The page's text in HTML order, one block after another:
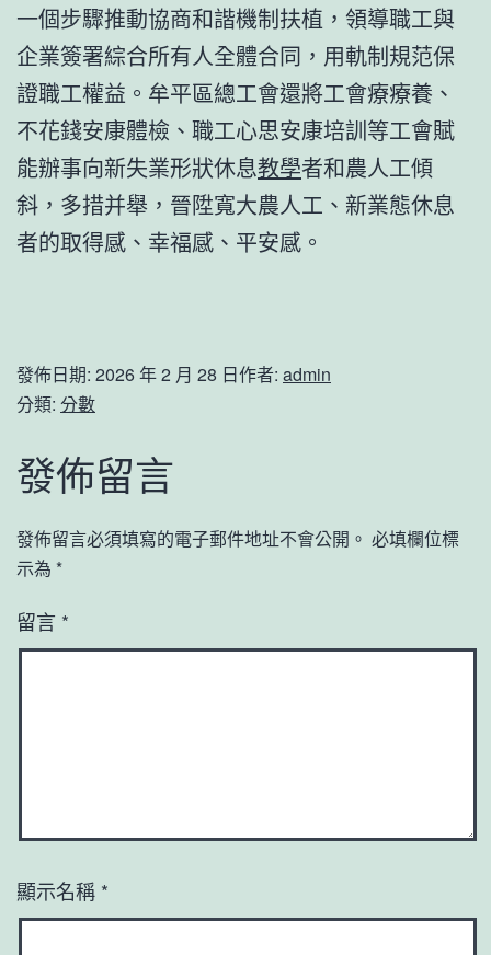
一個步驟推動協商和諧機制扶植，領導職工與
企業簽署綜合所有人全體合同，用軌制規范保
證職工權益。牟平區總工會還將工會療療養、
不花錢安康體檢、職工心思安康培訓等工會賦
能辦事向新失業形狀休息教學者和農人工傾
斜，多措并舉，晉陞寬大農人工、新業態休息
者的取得感、幸福感、平安感。
發佈日期: 2026 年 2 月 28 日作者: admin
分類: 分數
發佈留言
發佈留言必須填寫的電子郵件地址不會公開。 必填欄位標
示為 *
留言 *
顯示名稱 *